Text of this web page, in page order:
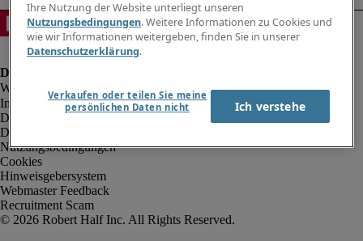
Impressum
Datenschutz
Datenschutz Arbeitnehmer/Zeitarbeitskräfte
Nutzungsbedingungen
Cookies
Hinweisgebersystem
Webmaster Feedback
Recruitment Scam
Ihre Nutzung der Website unterliegt unseren
Nutzungsbedingungen. Weitere Informationen zu Cookies und
wie wir Informationen weitergeben, finden Sie in unserer
Datenschutzerklärung.
Verkaufen oder teilen Sie meine
persönlichen Daten nicht
Ich verstehe